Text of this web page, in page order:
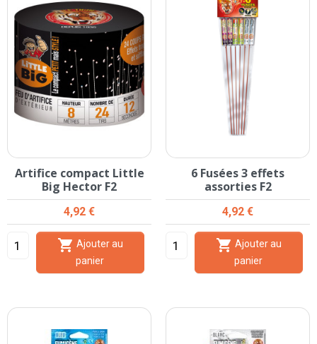
Artifice compact Little
Big Hector F2
Prix
4,92 €

panier
6 Fusées 3 effets
assorties F2
Prix
4,92 €

panier